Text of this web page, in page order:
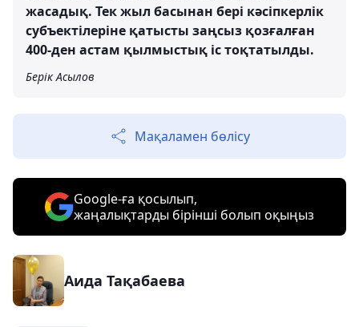
жасадық. Тек жыл басынан бері кәсіпкерлік
субъектілеріне қатысты заңсыз қозғалған
400-ден астам қылмыстық іс тоқтатылды.
Берік Асылов
Мақаламен бөлісу
Google-ға қосылып,
жаңалықтарды бірінші болып оқыңыз
Аида Тақабаева